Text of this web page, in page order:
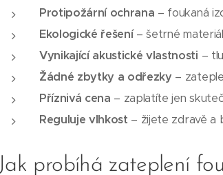
Protipožární ochrana – foukaná
Ekologické řešení– šetrné
Vynikající akustické vlastnosti –
Žádné zbytky a odřezky –
Příznivá cena – zaplatíte jen
Reguluje vlhkost – žijete zdravě a
Jak probíhá zateplení